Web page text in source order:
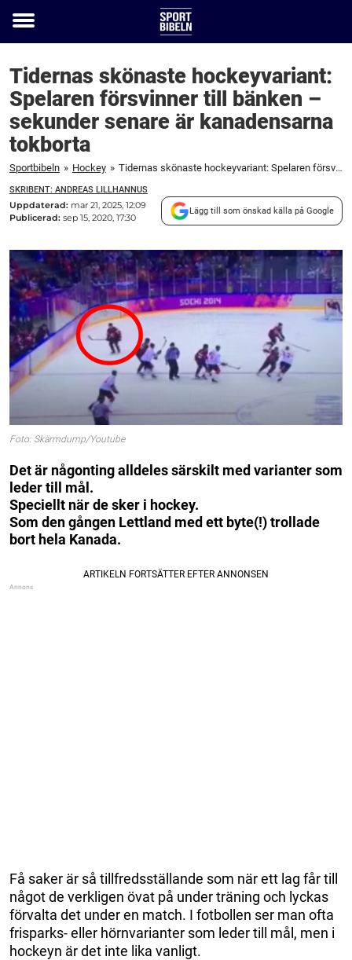
Toggle
Tidernas skönaste hockeyvariant:
Spelaren försvinner till bänken –
sekunder senare är kanadensarna
tokborta
Sportbibeln » Hockey » Tidernas skönaste hockeyvariant: Spelaren försvinner till bänken – sekunder senare är kanadensarna tokborta
SKRIBENT: ANDREAS LILLHANNUS
Uppdaterad: mar 21, 2025, 12:09
Publicerad: sep 15, 2020, 17:30
Lägg till som önskad källa på Google
Foto: Skärmdump/Youtube
Det är någonting alldeles särskilt med varianter som
leder till mål.
Speciellt när de sker i hockey.
Som den gången Lettland med ett byte(!) trollade
bort hela Kanada.
Få saker är så tillfredsställande som när ett lag får till
något de verkligen övat på under träning och lyckas
förvalta det under en match. I fotbollen ser man ofta
frisparks- eller hörnvarianter som leder till mål, men i
hockeyn är det inte lika vanligt.